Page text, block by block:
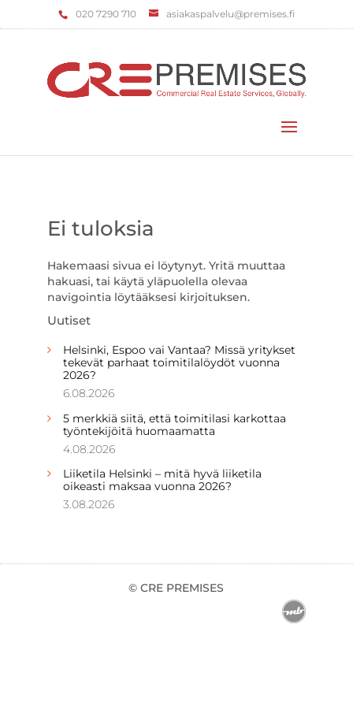
‌020 7290 710 asiakaspalvelu@premises.fi
Ei tuloksia
Hakemaasi sivua ei löytynyt. Yritä muuttaa
hakuasi, tai käytä yläpuolella olevaa
navigointia löytääksesi kirjoituksen.
Uutiset
Helsinki, Espoo vai Vantaa? Missä yritykset
tekevät parhaat toimitilalöydöt vuonna
2026?
6.08.2026
5 merkkiä siitä, että toimitilasi karkottaa
työntekijöitä huomaamatta
4.08.2026
Liiketila Helsinki – mitä hyvä liiketila
oikeasti maksaa vuonna 2026?
3.08.2026
© CRE PREMISES